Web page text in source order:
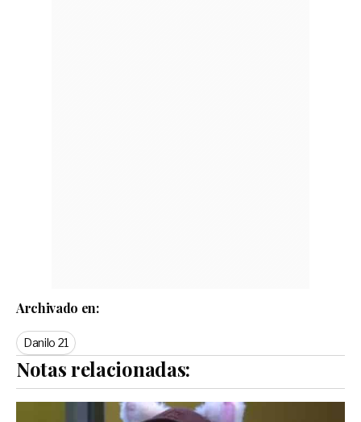
Archivado en:
Danilo 21
Notas relacionadas: